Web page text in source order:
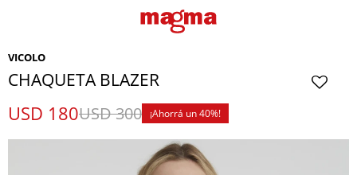
VICOLO
CHAQUETA BLAZER
USD 180USD300 40